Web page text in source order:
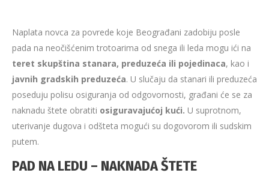
Naplata novca za povrede koje Beograđani zadobiju posle
pada na neočišćenim trotoarima od snega ili leda mogu ići na
teret skupština stanara, preduzeća ili pojedinaca, kao i
javnih gradskih preduzeća. U slučaju da stanari ili preduzeća
poseduju polisu osiguranja od odgovornosti, građani će se za
naknadu štete obratiti osiguravajućoj kući. U suprotnom,
uterivanje dugova i odšteta mogući su dogovorom ili sudskim
putem.
PAD NA LEDU – NAKNADA ŠTETE